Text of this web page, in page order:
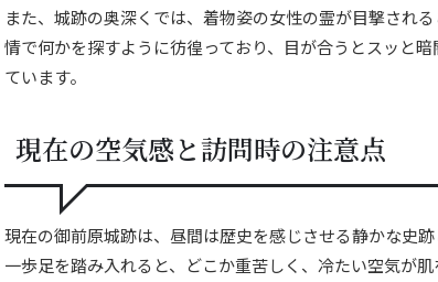
また、城跡の奥深くでは、着物姿の女性の霊が目撃され
情で何かを探すように彷徨っており、目が合うとスッと
ています。
現在の空気感と訪問時の注意点
現在の御前原城跡は、昼間は歴史を感じさせる静かな史跡
一歩足を踏み入れると、どこか重苦しく、冷たい空気が